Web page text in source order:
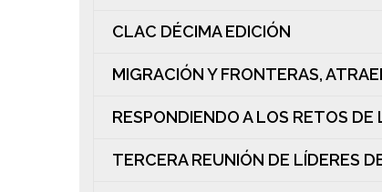
CLAC DÉCIMA EDICIÓN
MIGRACIÓN Y FRONTERAS,
RESPONDIENDO A LOS RETOS
TERCERA REUNIÓN DE LÍDERES